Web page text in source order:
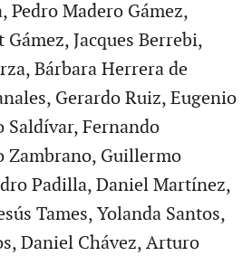
Pedro Madero Gámez,
Jacques Berrebi,
Bárbara Herrera de
Gerardo Ruiz, Eugenio
Fernando
Zambrano, Guillermo
Padilla, Daniel Martínez,
Tames, Yolanda Santos,
Daniel Chávez, Arturo